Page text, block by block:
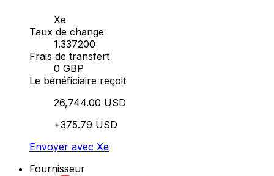
Xe
Taux de change
1.337200
Frais de transfert
0 GBP
Le bénéficiaire reçoit
26,744.00 USD
+375.79 USD
Envoyer avec Xe
Fournisseur